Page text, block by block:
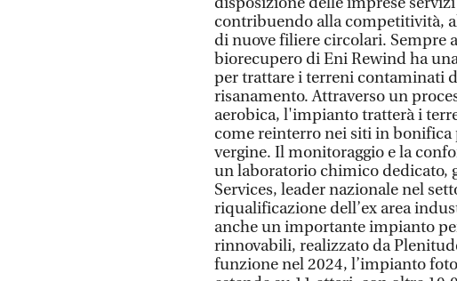
contribuendo alla competitività,
di nuove filiere circolari. Sempre
biorecupero di Eni Rewind ha
per trattare i terreni contaminati
risanamento. Attraverso un
aerobica, l'impianto tratterà i
come reinterro nei siti in
vergine. Il monitoraggio e la
un laboratorio chimico dedicato,
Services, leader nazionale nel
riqualificazione dell’ex area
anche un importante impianto
rinnovabili, realizzato da
funzione nel 2024, l’impianto